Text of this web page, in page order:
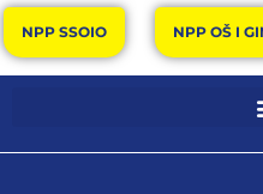
NPP SSOIO NPP OŠ I